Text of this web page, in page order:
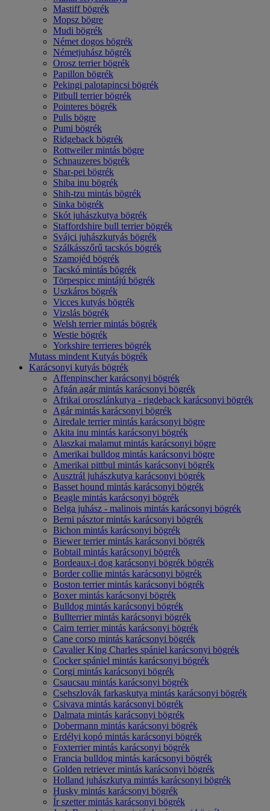
Mastiff bögrék
Mopsz bögre
Mudi bögrék
Német dogos bögrék
Németjuhász bögrék
Orosz terrier bögrék
Papillon bögrék
Pekingi palotapincsi bögrék
Pitbull terrier bögrék
Pointeres bögrék
Pulis bögre
Pumi bögrék
Ridgeback bögrék
Rottweiler mintás bögre
Schnauzeres bögrék
Shar-pei bögrék
Shiba inu bögrék
Shih-tzu mintás bögrék
Sinka bögrék
Skót juhászkutya bögrék
Staffordshire bull terrier bögrék
Svájci juhászkutyás bögrék
Szálkásszőrű tacskós bögrék
Szamojéd bögrék
Tacskó mintás bögrék
Törpespicc mintájú bögrék
Uszkáros bögrék
Vicces kutyás bögrék
Vizslás bögrék
Welsh terrier mintás bögrék
Westie bögrék
Yorkshire terrieres bögrék
Mutass mindent Kutyás bögrék
Karácsonyi kutyás bögrék
Affenpinscher karácsonyi bögrék
Afgán agár mintás karácsonyi bögrék
Afrikai oroszlánkutya - rigdeback karácsonyi bögrék
Agár mintás karácsonyi bögrék
Airedale terrier mintás karácsonyi bögre
Akita inu mintás karácsonyi bögrék
Alaszkai malamut mintás karácsonyi bögre
Amerikai bulldog mintás karácsonyi bögre
Amerikai pittbul mintás karácsonyi bögrék
Ausztrál juhászkutya karácsonyi bögrék
Basset hound mintás karácsonyi bögrék
Beagle mintás karácsonyi bögrék
Belga juhász - malinois mintás karácsonyi bögrék
Berni pásztor mintás karácsonyi bögrék
Bichon mintás karácsonyi bögrék
Biewer terrier mintás karácsonyi bögrék
Bobtail mintás karácsonyi bögrék
Bordeaux-i dog karácsonyi bögrék bögrék
Border collie mintás karácsonyi bögrék
Boston terrier mintás karácsonyi bögrék
Boxer mintás karácsonyi bögrék
Bulldog mintás karácsonyi bögrék
Bullterrier mintás karácsonyi bögrék
Cairn terrier mintás karácsonyi bögrék
Cane corso mintás karácsonyi bögrék
Cavalier King Charles spániel karácsonyi bögrék
Cocker spániel mintás karácsonyi bögrék
Corgi mintás karácsonyi bögrék
Csaucsau mintás karácsonyi bögrék
Csehszlovák farkaskutya mintás karácsonyi bögrék
Csivava mintás karácsonyi bögrék
Dalmata mintás karácsonyi bögrék
Dobermann mintás karácsonyi bögrék
Erdélyi kopó mintás karácsonyi bögrék
Foxterrier mintás karácsonyi bögrék
Francia bulldog mintás karácsonyi bögrék
Golden retriever mintás karácsonyi bögrék
Holland juhászkutya mintás karácsonyi bögrék
Husky mintás karácsonyi bögrék
Ír szetter mintás karácsonyi bögrék